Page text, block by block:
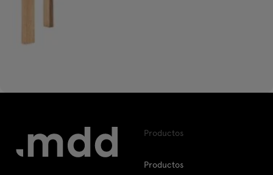
Productos
Productos